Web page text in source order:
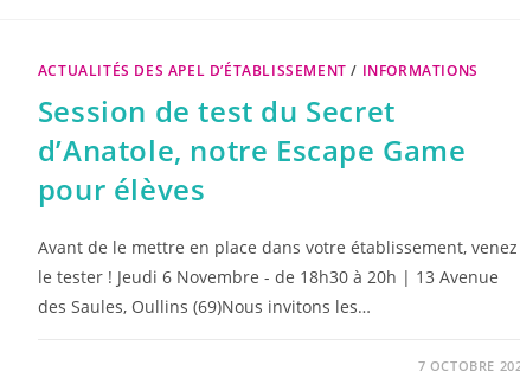
ACTUALITÉS DES APEL D’ÉTABLISSEMENT / INFORMATIONS
Session de test du Secret
d’Anatole, notre Escape Game
pour élèves
Avant de le mettre en place dans votre établissement, venez
le tester ! Jeudi 6 Novembre - de 18h30 à 20h | 13 Avenue
des Saules, Oullins (69)Nous invitons les…
7 OCTOBRE